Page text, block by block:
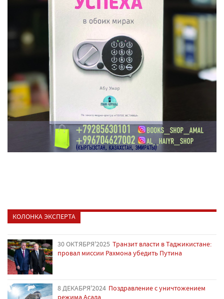
КОЛОНКА ЭКСПЕРТА
30 ОКТЯБРЯ'2025 Транзит власти в Таджикистане:
провал миссии Рахмона убедить Путина
8 ДЕКАБРЯ'2024 Поздравление с уничтожением
режима Асада